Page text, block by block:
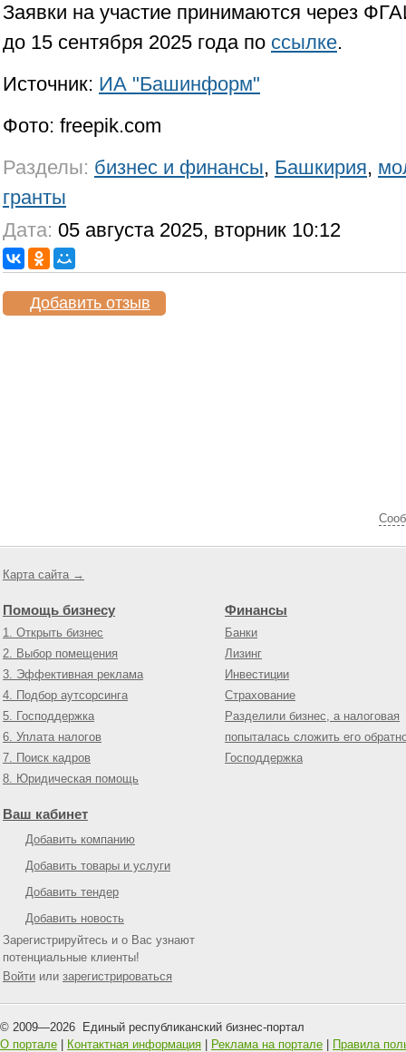
Заявки на участие принимаются через
до 15 сентября 2025 года по ссылке.
Источник: ИА "Башинформ"
Фото: freepik.com
Разделы: бизнес и финансы, Башкирия,
гранты
Дата: 05 августа 2025, вторник 10:12
Добавить отзыв
Карта сайта →
Помощь бизнесу
1. Открыть бизнес
2. Выбор помещения
3. Эффективная реклама
4. Подбор аутсорсинга
5. Господдержка
6. Уплата налогов
7. Поиск кадров
8. Юридическая помощь
Финансы
Банки
Лизинг
Инвестиции
Страхование
Разделили бизнес, а налоговая
попыталась сложить его
Господдержка
Ваш кабинет
Добавить компанию
Добавить товары и услуги
Добавить тендер
Добавить новость
Зарегистрируйтесь и о Вас узнают
потенциальные клиенты!
Войти или зарегистрироваться
© 2009—2026 Единый республиканский бизнес-портал
О портале
Контактная информация Реклама на портале Правила